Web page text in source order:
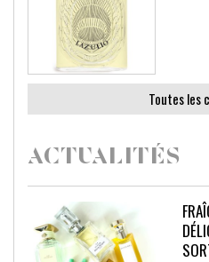
Toutes les
ACTUALITÉS